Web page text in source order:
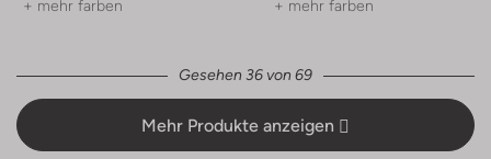
+ mehr farben + mehr farben
Gesehen 36 von 69
Mehr Produkte anzeigen